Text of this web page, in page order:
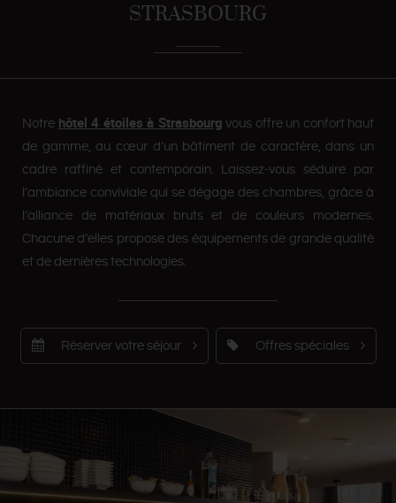
STRASBOURG
Notre hôtel 4 étoiles à Strasbourg vous offre un confort haut
de gamme, au cœur d’un bâtiment de caractère, dans un
cadre raffiné et contemporain. Laissez-vous séduire par
l’ambiance conviviale qui se dégage des chambres, grâce à
l’alliance de matériaux bruts et de couleurs modernes.
Chacune d’elles propose des équipements de grande qualité
et de dernières technologies.
Réserver votre séjour Offres spéciales